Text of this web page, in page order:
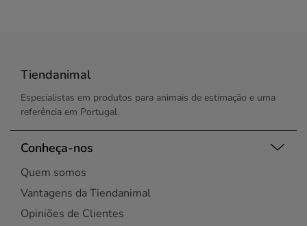
Tiendanimal
Especialistas em produtos para animais de estimação e uma
referência em Portugal.
Conheça-nos
Quem somos
Vantagens da Tiendanimal
Opiniões de Clientes